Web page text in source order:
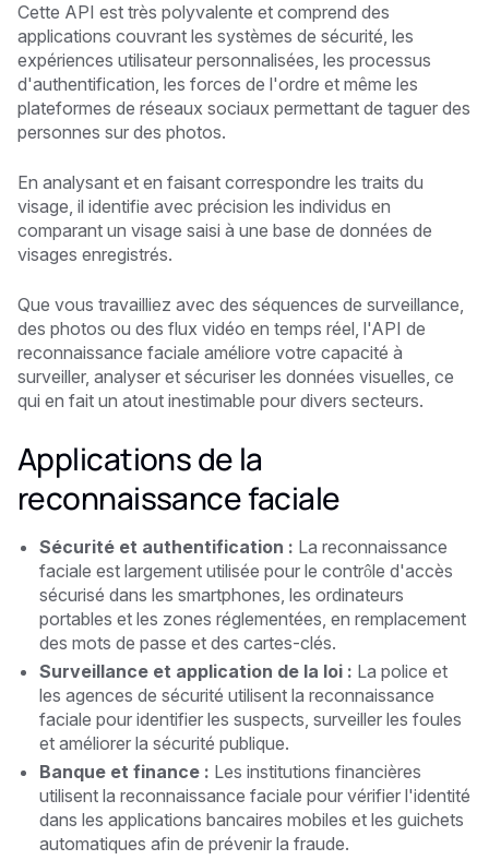
Cette API est très polyvalente et comprend des
applications couvrant les systèmes de sécurité, les
expériences utilisateur personnalisées, les processus
d'authentification, les forces de l'ordre et même les
plateformes de réseaux sociaux permettant de taguer des
personnes sur des photos.
En analysant et en faisant correspondre les traits du
visage, il identifie avec précision les individus en
comparant un visage saisi à une base de données de
visages enregistrés.
Que vous travailliez avec des séquences de surveillance,
des photos ou des flux vidéo en temps réel, l'API de
reconnaissance faciale améliore votre capacité à
surveiller, analyser et sécuriser les données visuelles, ce
qui en fait un atout inestimable pour divers secteurs.
Applications de la
reconnaissance faciale
Sécurité et authentification : La reconnaissance
faciale est largement utilisée pour le contrôle d'accès
sécurisé dans les smartphones, les ordinateurs
portables et les zones réglementées, en remplacement
des mots de passe et des cartes-clés.
Surveillance et application de la loi : La police et
les agences de sécurité utilisent la reconnaissance
faciale pour identifier les suspects, surveiller les foules
et améliorer la sécurité publique.
Banque et finance : Les institutions financières
utilisent la reconnaissance faciale pour vérifier l'identité
dans les applications bancaires mobiles et les guichets
automatiques afin de prévenir la fraude.